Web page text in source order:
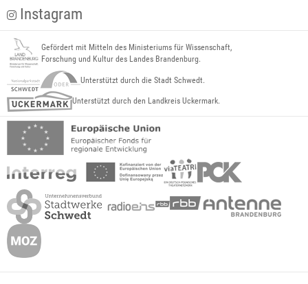
Instagram
Gefördert mit Mitteln des Ministeriums für Wissenschaft,
Forschung und Kultur des Landes Brandenburg.
Unterstützt durch die Stadt Schwedt.
Unterstützt durch den Landkreis Uckermark.